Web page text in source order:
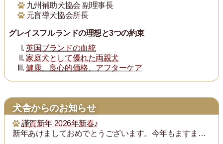
九州補助犬協会 副理事長
元盲導犬協会所長
グレイスフルランドの理想と3つの約束
英国ブランドの血統
家庭犬として優れた両親犬
健康、良心的価格、アフターケア
犬舎からのお知らせ
謹賀新年 2026年新春♪
新年あけましておめでとうございます。今年もますます御健勝のこととお慶び申し上げます。また昨年は格別のご厚誼にあずかり、厚く御礼申し上げます。